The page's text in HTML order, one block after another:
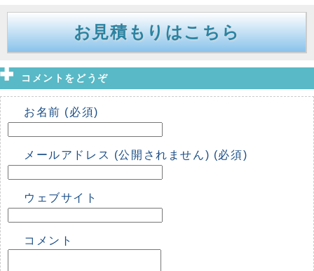
お見積もりはこちら
コメントをどうぞ
お名前 (必須)
メールアドレス (公開されません) (必須)
ウェブサイト
コメント